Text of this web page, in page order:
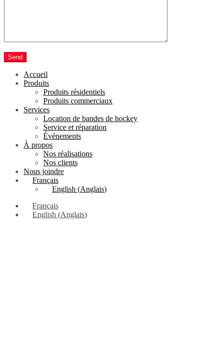
Send
Accueil
Produits
Produits résidentiels
Produits commerciaux
Services
Location de bandes de hockey
Service et réparation
Événements
À propos
Nos réalisations
Nos clients
Nous joindre
Français
English (Anglais)
Français
English (Anglais)